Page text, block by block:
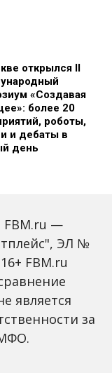
открылся II
«Создавая
более 20
роботы,
и дебаты в
день
предупредили
на фоне
ключевой
FBM.ru —
ЭЛ №
FBM.ru
является
за